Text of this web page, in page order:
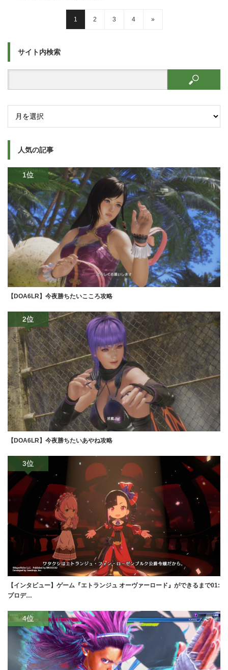
1 2 3 4 »
サイト内検索
人気の記事
1位
【DOA6LR】今夜勝ちたいこころ攻略
2位
【DOA6LR】今夜勝ちたいあやね攻略
3位
【インタビュー】ゲーム『エトランジュ オーヴァーロード』ができるまで01:
プロデ…
4位